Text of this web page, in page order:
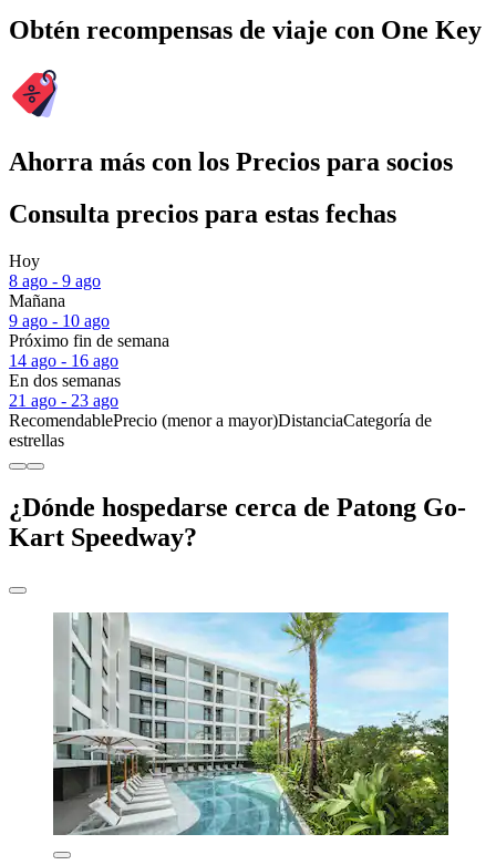
Obtén recompensas de viaje con One Key
Ahorra más con los Precios para socios
Consulta precios para estas fechas
Hoy
8 ago - 9 ago
Mañana
9 ago - 10 ago
Próximo fin de semana
14 ago - 16 ago
En dos semanas
21 ago - 23 ago
RecomendablePrecio (menor a mayor)DistanciaCategoría de
estrellas
¿Dónde hospedarse cerca de Patong Go-
Kart Speedway?